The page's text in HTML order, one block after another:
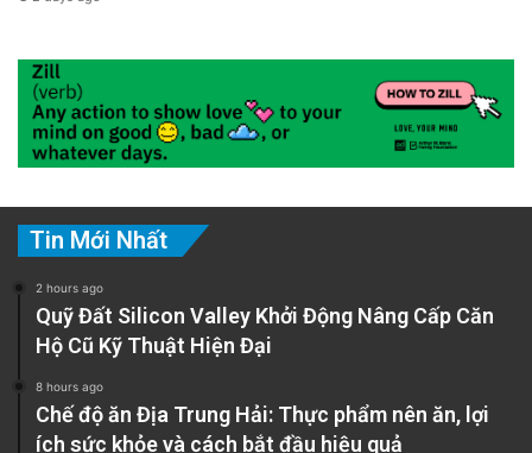
Tin Mới Nhất
2 hours ago
Quỹ Đất Silicon Valley Khởi Động Nâng Cấp Căn
Hộ Cũ Kỹ Thuật Hiện Đại
8 hours ago
Chế độ ăn Địa Trung Hải: Thực phẩm nên ăn, lợi
ích sức khỏe và cách bắt đầu hiệu quả